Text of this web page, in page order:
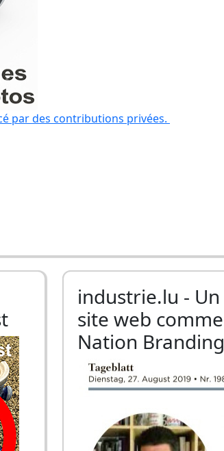
par des contributions privées.
industrie.lu - Un
site web comme
Nation Branding